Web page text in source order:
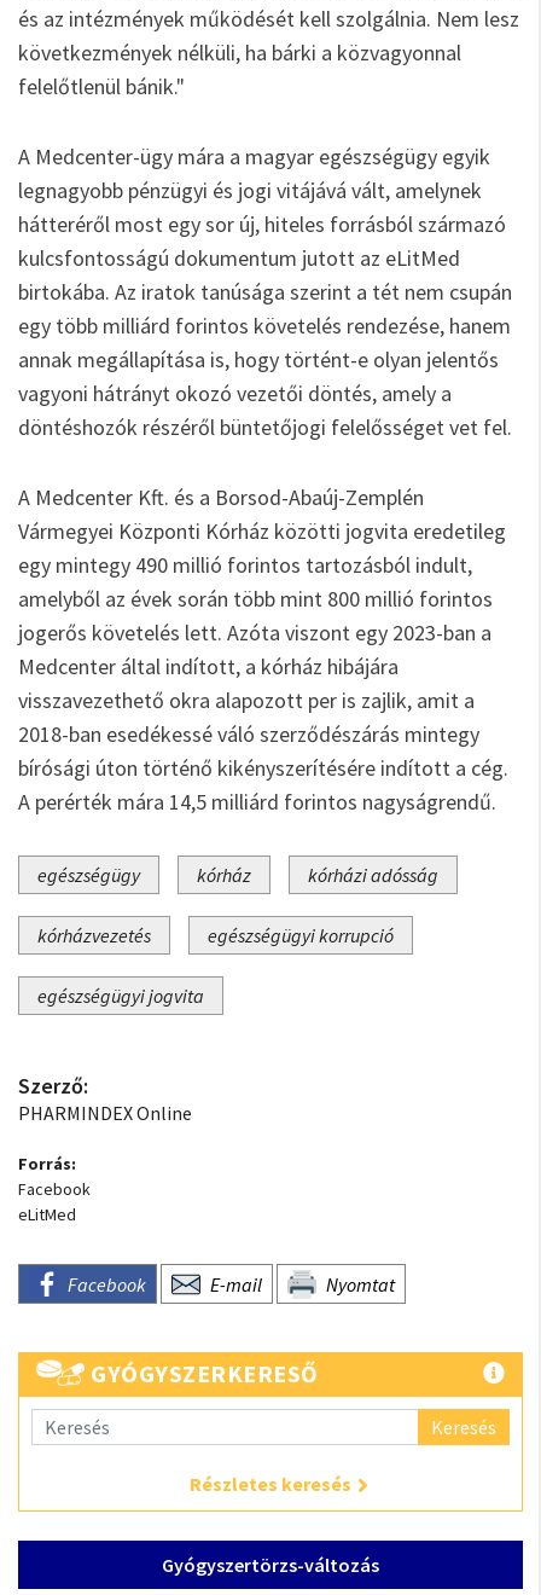
és az intézmények működését kell szolgálnia. Nem lesz
következmények nélküli, ha bárki a közvagyonnal
felelőtlenül bánik."
A Medcenter-ügy mára a magyar egészségügy egyik
legnagyobb pénzügyi és jogi vitájává vált, amelynek
hátteréről most egy sor új, hiteles forrásból származó
kulcsfontosságú dokumentum jutott az eLitMed
birtokába. Az iratok tanúsága szerint a tét nem csupán
egy több milliárd forintos követelés rendezése, hanem
annak megállapítása is, hogy történt-e olyan jelentős
vagyoni hátrányt okozó vezetői döntés, amely a
döntéshozók részéről büntetőjogi felelősséget vet fel.
A Medcenter Kft. és a Borsod-Abaúj-Zemplén
Vármegyei Központi Kórház közötti jogvita eredetileg
egy mintegy 490 millió forintos tartozásból indult,
amelyből az évek során több mint 800 millió forintos
jogerős követelés lett. Azóta viszont egy 2023-ban a
Medcenter által indított, a kórház hibájára
visszavezethető okra alapozott per is zajlik, amit a
2018-ban esedékessé váló szerződészárás mintegy
bírósági úton történő kikényszerítésére indított a cég.
A perérték mára 14,5 milliárd forintos nagyságrendű.
egészségügy kórház kórházi adósság
kórházvezetés egészségügyi korrupció
egészségügyi jogvita
Szerző:
PHARMINDEX Online
Forrás:
Facebook
eLitMed
Facebook E-mail Nyomtat
GYÓGYSZERKERESŐ
Keresés
Részletes keresés
Gyógyszertörzs-változás